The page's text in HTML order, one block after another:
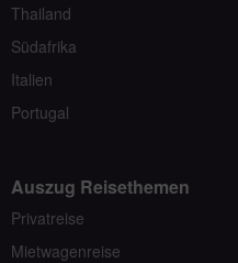
Thailand
Südafrika
Italien
Portugal
Auszug Reisethemen
Privatreise
Mietwagenreise